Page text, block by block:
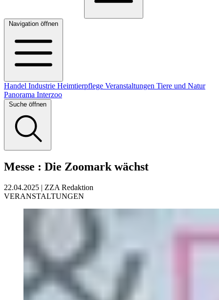
Navigation öffnen
Handel Industrie Heimtierpflege Veranstaltungen Tiere und Natur
Panorama Interzoo
Suche öffnen
Messe : Die Zoomark wächst
22.04.2025 | ZZA Redaktion
VERANSTALTUNGEN